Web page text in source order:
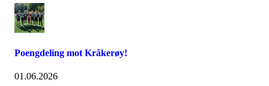
Poengdeling mot Kråkerøy!
01.06.2026